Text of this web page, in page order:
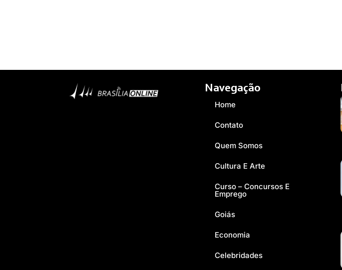
Navegação
Home
Contato
Quem Somos
Cultura E Arte
Curso – Concursos E
Emprego
Goiás
Economia
Celebridades